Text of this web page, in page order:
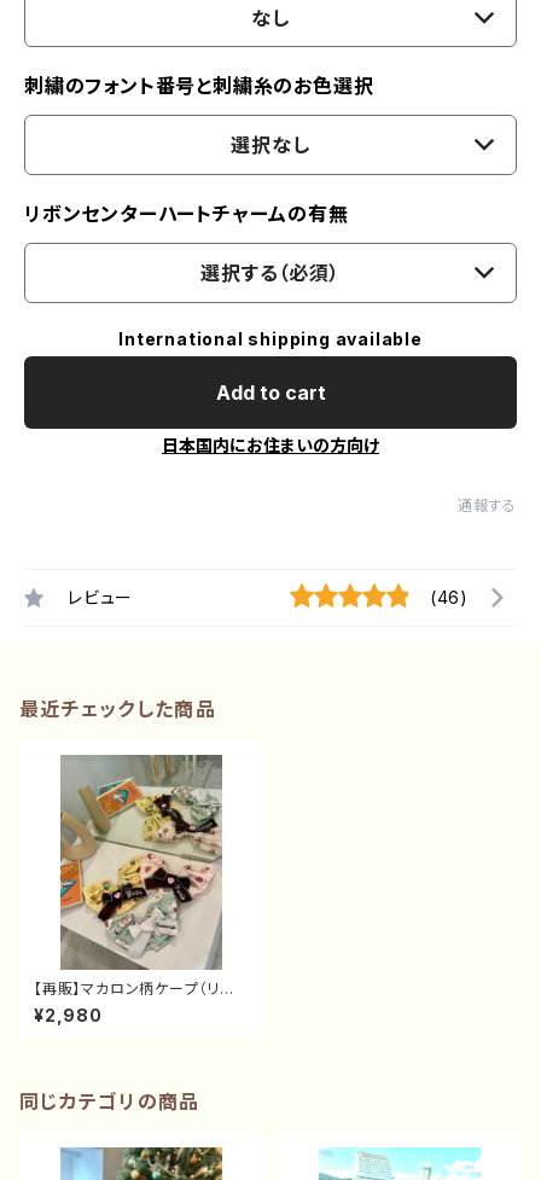
なし
刺繍のフォント番号と刺繍糸のお色選択
選択なし
リボンセンターハートチャームの有無
選択する（必須）
International shipping available
Add to cart
日本国内にお住まいの方向け
通報する
レビュー (46)
最近チェックした商品
【再販】マカロン柄ケープ（リボ
ン付ケープ）
¥2,980
同じカテゴリの商品